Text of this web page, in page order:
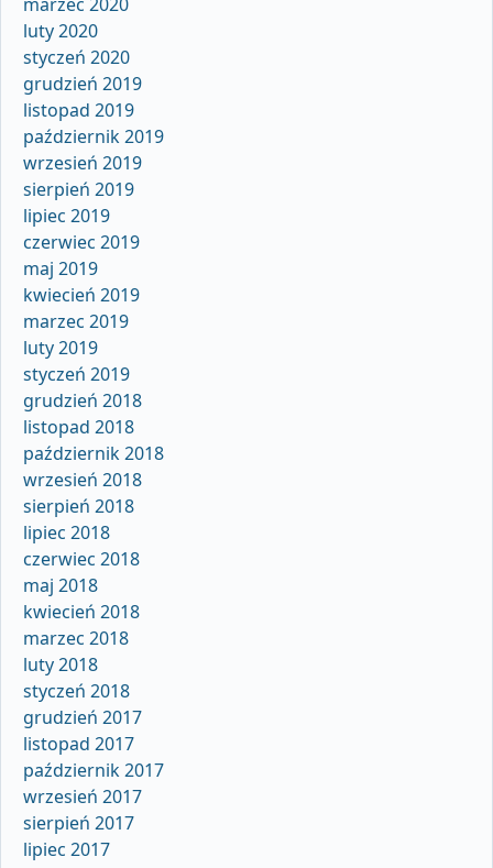
luty 2020
styczeń 2020
grudzień 2019
listopad 2019
październik 2019
wrzesień 2019
sierpień 2019
lipiec 2019
czerwiec 2019
maj 2019
kwiecień 2019
marzec 2019
luty 2019
styczeń 2019
grudzień 2018
listopad 2018
październik 2018
wrzesień 2018
sierpień 2018
lipiec 2018
czerwiec 2018
maj 2018
kwiecień 2018
marzec 2018
luty 2018
styczeń 2018
grudzień 2017
listopad 2017
październik 2017
wrzesień 2017
sierpień 2017
lipiec 2017